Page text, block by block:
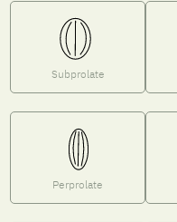
Subprolate
Perprolate